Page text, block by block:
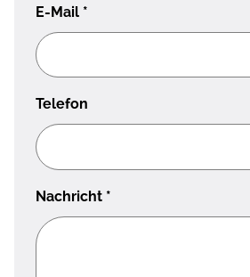
E-Mail *
Telefon
Nachricht *